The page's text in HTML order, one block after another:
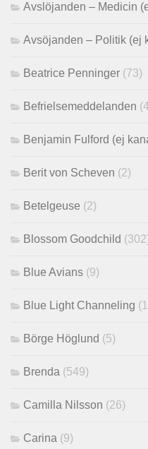
Avslöjanden – Medicin
Avsöjanden – Politik (ej
Beatrice Penninger (73)
Befrielsemeddelanden
Benjamin Fulford (ej
Berit von Scheven (2)
Betelgeuse (2)
Blossom Goodchild
Blue Avians (9)
Blue Light Channeling
Börge Höglund (5)
Brenda (549)
Camilla Nilsson (26)
Carina (9)